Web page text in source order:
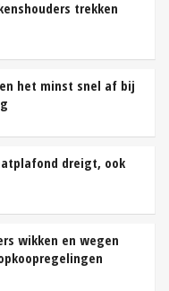
trekken
het minst snel af bij
dreigt, ook
wikken en wegen